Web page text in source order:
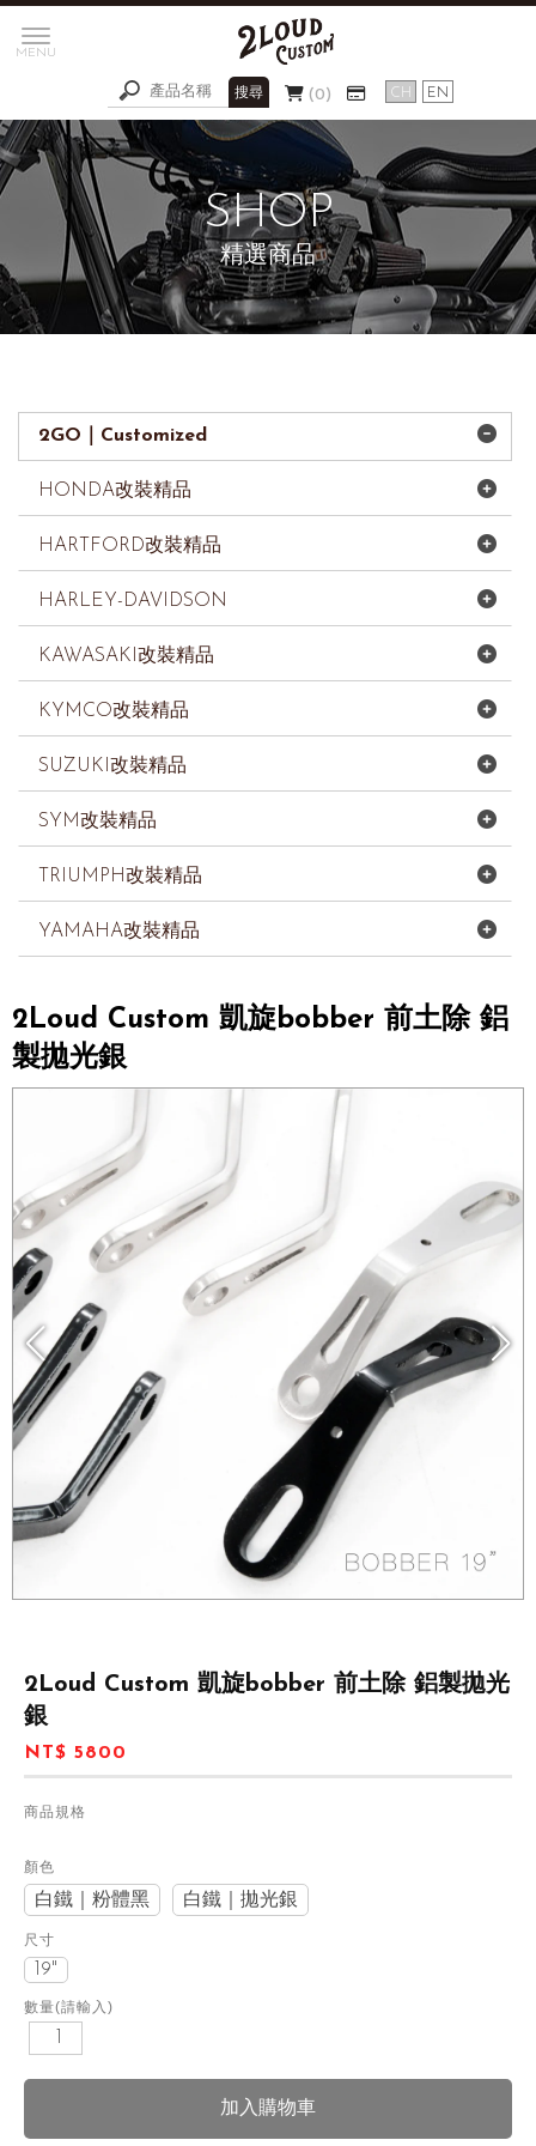
0
精選商品
2GO｜Customized
HONDA改裝精品
HARTFORD改裝精品
HARLEY-DAVIDSON
KAWASAKI改裝精品
KYMCO改裝精品
SUZUKI改裝精品
SYM改裝精品
TRIUMPH改裝精品
YAMAHA改裝精品
2Loud Custom 凱旋bobber 前土除 鋁
製拋光銀
2Loud Custom 凱旋bobber 前土除 鋁製拋光
銀
NT$ 5800
商品規格
顏色
白鐵｜粉體黑 白鐵｜拋光銀
尺寸
19"
數量(請輸入)